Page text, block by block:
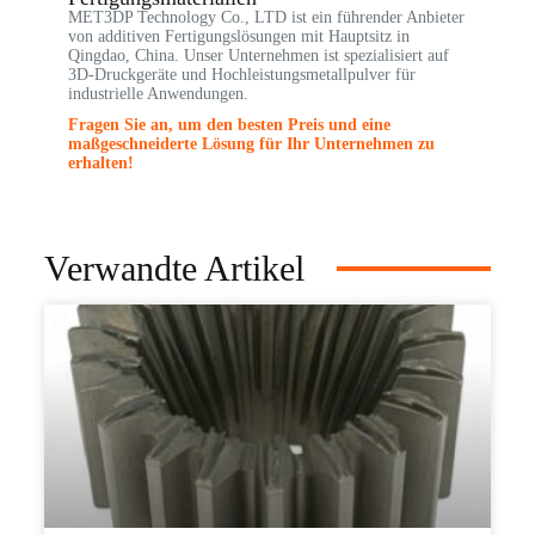
MET3DP Technology Co., LTD ist ein führender Anbieter
von additiven Fertigungslösungen mit Hauptsitz in
Qingdao, China. Unser Unternehmen ist spezialisiert auf
3D-Druckgeräte und Hochleistungsmetallpulver für
industrielle Anwendungen.
Fragen Sie an, um den besten Preis und eine
maßgeschneiderte Lösung für Ihr Unternehmen zu
erhalten!
Verwandte Artikel